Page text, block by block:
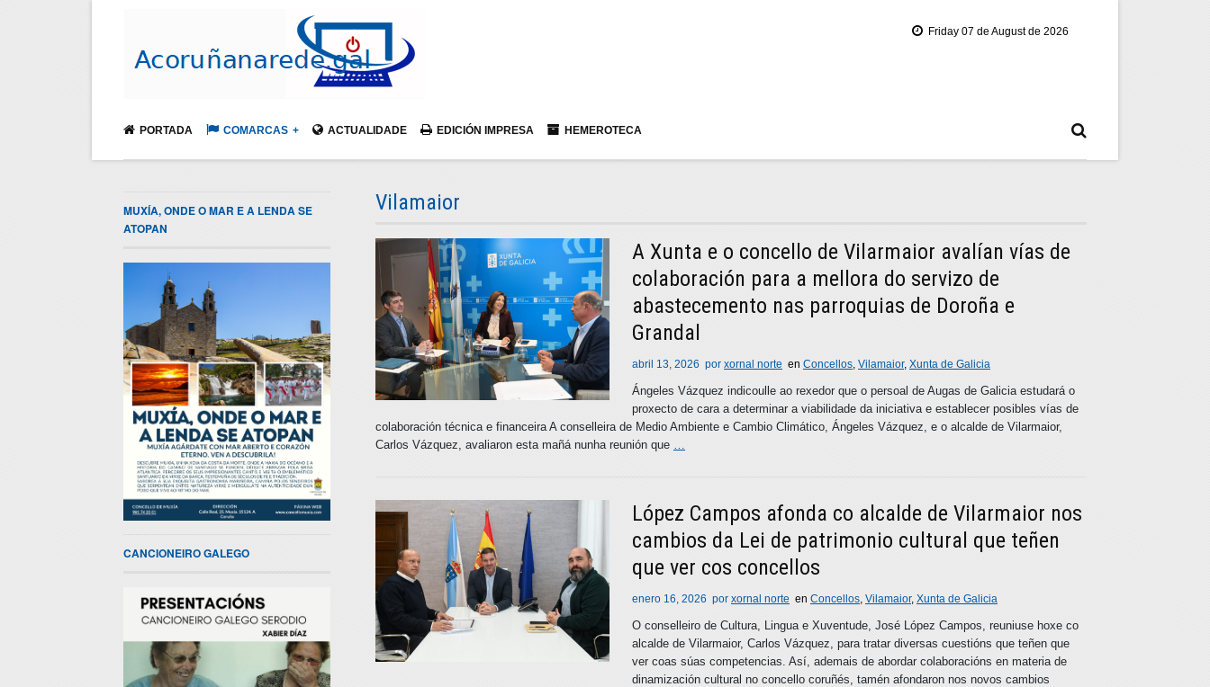
Friday 07 de August de 2026
PORTADA COMARCAS ACTUALIDADE EDICIÓN IMPRESA HEMEROTECA
Vilamaior
A Xunta e o concello de Vilarmaior avalían vías de
colaboración para a mellora do servizo de
abastecemento nas parroquias de Doroña e
Grandal
abril 13, 2026 por xornal norte en Concellos, Vilamaior, Xunta de Galicia
Ángeles Vázquez indicoulle ao rexedor que o persoal de Augas de Galicia estudará o
proxecto de cara a determinar a viabilidade da iniciativa e establecer posibles vías de
colaboración técnica e financeira A conselleira de Medio Ambiente e Cambio Climático, Ángeles Vázquez, e o alcalde de Vilarmaior,
Carlos Vázquez, avaliaron esta mañá nunha reunión que …
López Campos afonda co alcalde de Vilarmaior nos
cambios da Lei de patrimonio cultural que teñen
que ver cos concellos
enero 16, 2026 por xornal norte en Concellos, Vilamaior, Xunta de Galicia
O conselleiro de Cultura, Lingua e Xuventude, José López Campos, reuniuse hoxe co
alcalde de Vilarmaior, Carlos Vázquez, para tratar diversas cuestións que teñen que
ver coas súas competencias. Así, ademais de abordar colaboracións en materia de
dinamización cultural no concello coruñés, tamén afondaron nos novos cambios
MUXÍA, ONDE O MAR E A LENDA SE
ATOPAN
CANCIONEIRO GALEGO